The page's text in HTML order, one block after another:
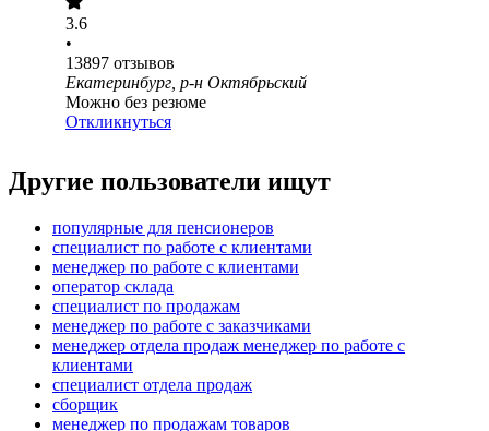
3.6
•
13897 отзывов
Екатеринбург, р-н Октябрьский
Можно без резюме
Откликнуться
Другие пользователи ищут
популярные для пенсионеров
специалист по работе с клиентами
менеджер по работе с клиентами
оператор склада
специалист по продажам
менеджер по работе с заказчиками
менеджер отдела продаж менеджер по работе с
клиентами
специалист отдела продаж
сборщик
менеджер по продажам товаров